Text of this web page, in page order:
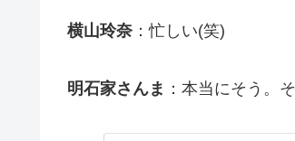
横山玲奈 ：忙しい(笑)
明石家さんま ：本当にそう。